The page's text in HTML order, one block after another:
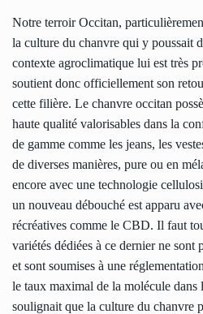
Notre terroir Occitan,
la culture du chanvre qui y poussait
contexte agroclimatique lui est très
soutient donc officiellement son
cette filière. Le chanvre occitan
haute qualité valorisables dans la
de gamme comme les jeans, les
de diverses manières, pure ou en
encore avec une technologie
un nouveau débouché est apparu
récréatives comme le CBD. Il faut
variétés dédiées à ce dernier ne sont
et sont soumises à une
le taux maximal de la molécule dans
soulignait que la culture du chanvre